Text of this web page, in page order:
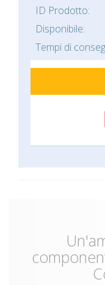
ID Prodotto:
Disponibile:
Tempi di